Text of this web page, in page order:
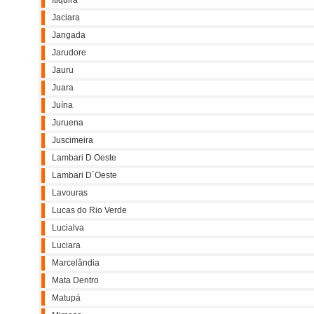
Jaciara
Jangada
Jarudore
Jauru
Juara
Juína
Juruena
Juscimeira
Lambari D Oeste
Lambari D´Oeste
Lavouras
Lucas do Rio Verde
Lucialva
Luciara
Marcelândia
Mata Dentro
Matupá